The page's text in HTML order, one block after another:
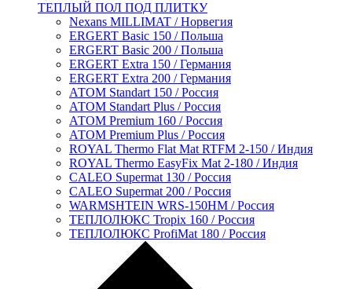
ТЕПЛЫЙ ПОЛ ПОД ПЛИТКУ
Nexans MILLIMAT / Норвегия
ERGERT Basic 150 / Польша
ERGERT Basic 200 / Польша
ERGERT Extra 150 / Германия
ERGERT Extra 200 / Германия
АТОМ Standart 150 / Россия
АТОМ Standart Plus / Россия
АТОМ Premium 160 / Россия
АТОМ Premium Plus / Россия
ROYAL Thermo Flat Mat RTFM 2-150 / Индия
ROYAL Thermo EasyFix Mat 2-180 / Индия
CALEO Supermat 130 / Россия
CALEO Supermat 200 / Россия
WARMSHTEIN WRS-150HM / Россия
ТЕПЛОЛЮКС Tropix 160 / Россия
ТЕПЛОЛЮКС ProfiMat 180 / Россия